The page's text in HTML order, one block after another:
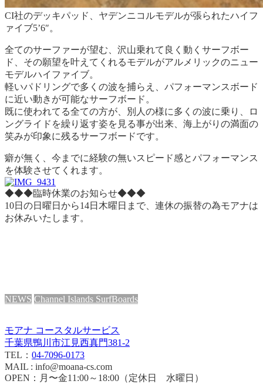
CI社のデッキパッド、ヤデンニコルモデルが張られたハイフ
ァイブ5’6″。
全てのサーファーが望む、沢山乗れて良く動くサーフボー
ド、その願望を叶えてくれるモデルがアルメリックのニュー
モデルハイファイブ。
軽いパドリングで多くの波を捕らえ、パフォーマンスボード
に近い動きが可能なサーフボード。
既に使われてる全ての方が、別人の様に多くの波に乗り、ロ
ングライドを繰り返す姿を見る事が出来、海上がりの満面の
笑みが印象に残るサーフボードです。
癖が無く、今までに経験の無いスピード感とパフォーマンス
を体験させてくれます。
◆◆◆臨時休業のお知らせ◆◆◆
10日の日曜日から14日木曜日まで、連休の振替の為モアナは
お休みいたします。
NEWS Channel Islands SurfBoards
モアナ コースタルサービス
千葉県鴨川市江見西真門381-2
TEL： 04-7096-0173
MAIL : info@moana-cs.com
OPEN：月〜金11:00～18:00（定休日 水曜日）